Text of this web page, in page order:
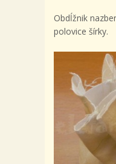
Obdĺžnik
polovice šírky.